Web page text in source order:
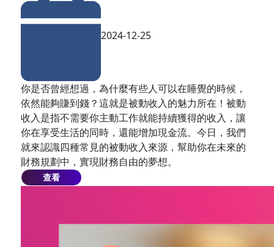
2024-12-25
你是否曾經想過，為什麼有些人可以在睡覺的時候，
依然能夠賺到錢？這就是被動收入的魅力所在！被動
收入是指不需要你主動工作就能持續獲得的收入，讓
你在享受生活的同時，還能增加現金流。今日，我們
就來認識四種常見的被動收入來源，幫助你在未來的
財務規劃中，實現財務自由的夢想。
查看